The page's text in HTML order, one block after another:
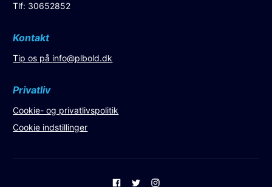
Tlf: 30652852
Kontakt
Tip os på info@plbold.dk
Privatliv
Cookie- og privatlivspolitik
Cookie indstillinger